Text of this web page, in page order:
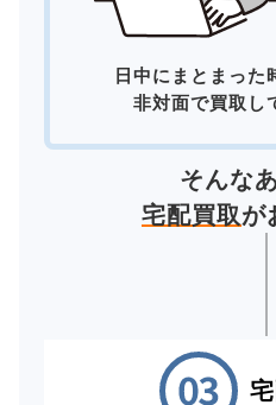
日中にまとまった
非対面で買取し
そんな
宅配買取が